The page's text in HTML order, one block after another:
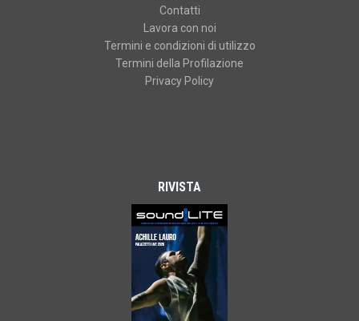
Contatti
Lavora con noi
Termini e condizioni di utilizzo
Termini della Profilazione
Privacy Policy
RIVISTA